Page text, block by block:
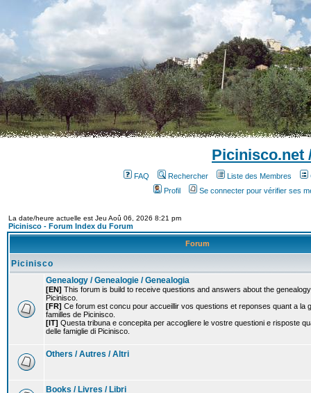
Picinisco.net
FAQ Rechercher Liste des Membres
Profil
Se connecter pour vérifier ses
La date/heure actuelle est Jeu Aoû 06, 2026 8:21 pm
Picinisco - Forum Index du Forum
Forum
Picinisco
Genealogy / Genealogie / Genealogia
[EN] This forum is build to receive questions and answers about the
Picinisco.
[FR] Ce forum est concu pour accueillir vos questions et reponses quant a la
familles de Picinisco.
[IT] Questa tribuna e concepita per accogliere le vostre questioni e risposte
delle famiglie di Picinisco.
Others / Autres / Altri
Books / Livres / Libri